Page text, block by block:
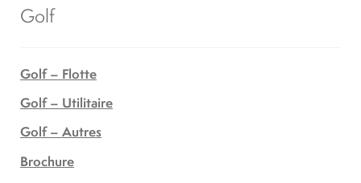
Golf
Golf – Flotte
Golf – Utilitaire
Golf – Autres
Brochure